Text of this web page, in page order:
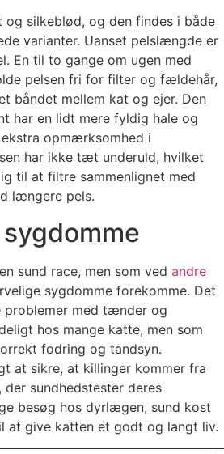
silkeblød, og den findes i både
varianter. Uanset pelslængde er
En til to gange om ugen med
pelsen fri for filter og fældehår,
båndet mellem kat og ejer. Den
har en lidt mere fyldig hale og
opmærksomhed i
har ikke tæt underuld, hvilket
til at filtre sammenlignet med
længere pels.
sund race, men som ved andre
sygdomme forekomme. Det
med tænder og
hos mange katte, men som
fodring og tandsyn.
at sikre, at killinger kommer fra
sundhedstester deres
besøg hos dyrlægen, sund kost
at give katten et godt og langt liv.